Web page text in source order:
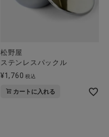
松野屋
ステンレスパックル
¥1,760 税込
カートに入れる